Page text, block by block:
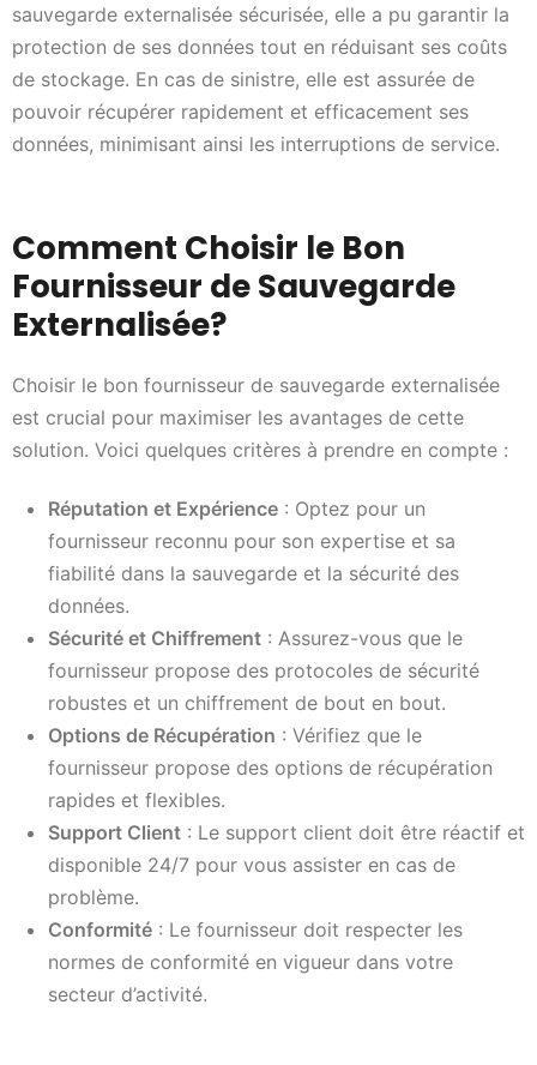
sauvegarde externalisée sécurisée, elle a pu garantir la
protection de ses données tout en réduisant ses coûts
de stockage. En cas de sinistre, elle est assurée de
pouvoir récupérer rapidement et efficacement ses
données, minimisant ainsi les interruptions de service.
Comment Choisir le Bon
Fournisseur de Sauvegarde
Externalisée?
Choisir le bon fournisseur de sauvegarde externalisée
est crucial pour maximiser les avantages de cette
solution. Voici quelques critères à prendre en compte :
Réputation et Expérience : Optez pour un
fournisseur reconnu pour son expertise et sa
fiabilité dans la sauvegarde et la sécurité des
données.
Sécurité et Chiffrement : Assurez-vous que le
fournisseur propose des protocoles de sécurité
robustes et un chiffrement de bout en bout.
Options de Récupération : Vérifiez que le
fournisseur propose des options de récupération
rapides et flexibles.
Support Client : Le support client doit être réactif et
disponible 24/7 pour vous assister en cas de
problème.
Conformité : Le fournisseur doit respecter les
normes de conformité en vigueur dans votre
secteur d’activité.